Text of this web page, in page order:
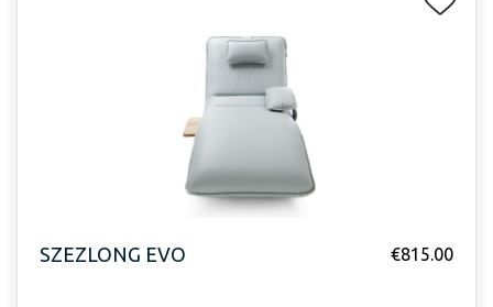
SZEZLONG EVO €815.00